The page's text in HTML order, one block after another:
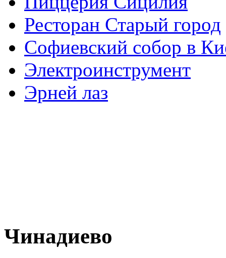
Ресторан Старый город
Софиевский собор в
Электроинструмент
Эрней лаз
Чинадиево